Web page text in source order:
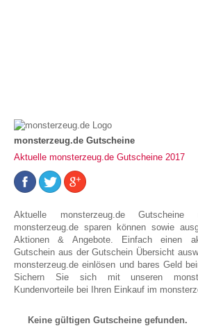
monsterzeug.de Gutscheine
Aktuelle monsterzeug.de Gutscheine 2017
Aktuelle monsterzeug.de
monsterzeug.de sparen können sowie
Aktionen & Angebote. Einfach einen
Gutschein aus der Gutschein Übersicht
monsterzeug.de einlösen und bares Geld
Sichern Sie sich mit unseren
Kundenvorteile bei Ihren Einkauf im
Keine gültigen Gutscheine gefunden.